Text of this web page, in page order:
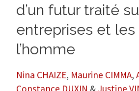
d’un futur traité
entreprises et
l’homme
Nina CHAIZE, Maurine CIMMA,
Constance DUXIN & Justine